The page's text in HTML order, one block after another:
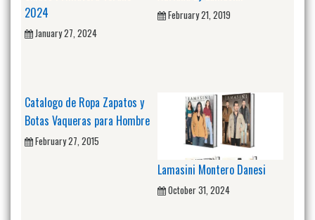
2024
January 27, 2024
February 21, 2019
Catalogo de Ropa Zapatos y
Botas Vaqueras para Hombre
February 27, 2015
Lamasini Montero Danesi
October 31, 2024